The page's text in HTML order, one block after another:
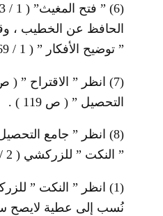
(6)
الحافظ عن الخطيب ،
” توضيح الأفكار ” ( 1 / 369 ) .
(7)
التحصيل ” ( ص 119 ) .
(8)
” النكت ” للزركشي ( 2 / 130 – 131 ) .
(1)
نُسب إلى عطية لايصح